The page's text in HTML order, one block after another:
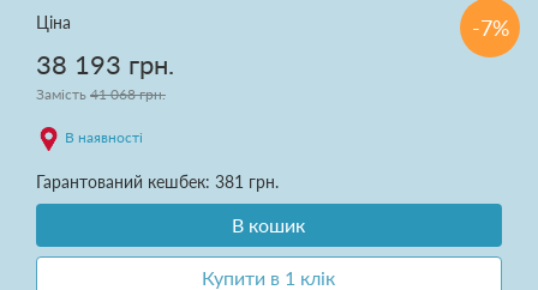
Доставка і оплата
Про нас
-7%
Ціна
38 193 грн.
Замість 41 068 грн.
В наявності
Гарантований кешбек: 381 грн.
В кошик
Купити в 1 клік